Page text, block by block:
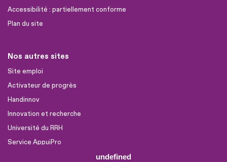
undefined
Accessibilité : partiellement conforme
Plan du site
Nos autres sites
Site emploi
Activateur de progrès
Handinnov
Innovation et recherche
Université du RRH
Service AppuiPro